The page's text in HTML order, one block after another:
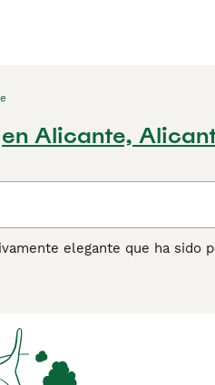
en Alicante,
elegante que ha sido
que son a menudo
para obtener información